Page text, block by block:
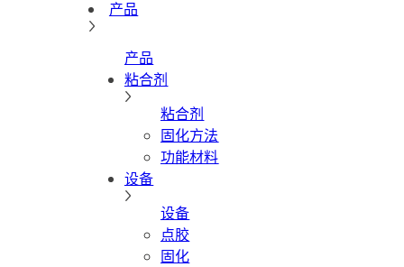
产品
产品
粘合剂
粘合剂
固化方法
功能材料
设备
设备
点胶
固化